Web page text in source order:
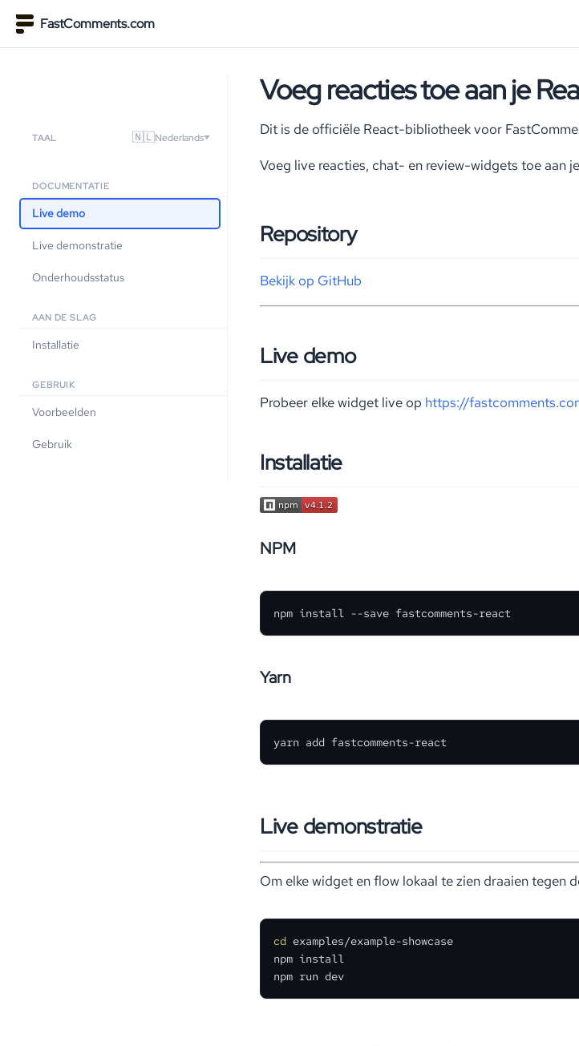
FastComments.com
TAAL 🇳🇱Nederlands
DOCUMENTATIE
Live demo
Live demonstratie
Onderhoudsstatus
AAN DE SLAG
Installatie
GEBRUIK
Voorbeelden
Gebruik
Voeg reacties toe aan je
Dit is de officiële React-bibliotheek voor
Voeg live reacties, chat- en review-widgets toe aan
Repository
Bekijk op GitHub
Live demo
Probeer elke widget live op https://
Installatie
NPM
npm install --save fastcomments-react
Yarn
yarn add fastcomments-react
Live demonstratie
Om elke widget en flow lokaal te zien draaien tegen
cd examples/example-showcase
npm install
npm run dev